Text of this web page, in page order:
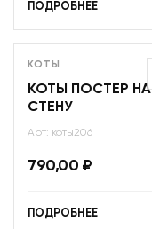
ПОДРОБНЕЕ
КОТЫ
КОТЫ ПОСТЕР НА
СТЕНУ
Арт: коты206
790,00 ₽
ПОДРОБНЕЕ